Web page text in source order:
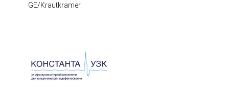
GE/Krautkramer.